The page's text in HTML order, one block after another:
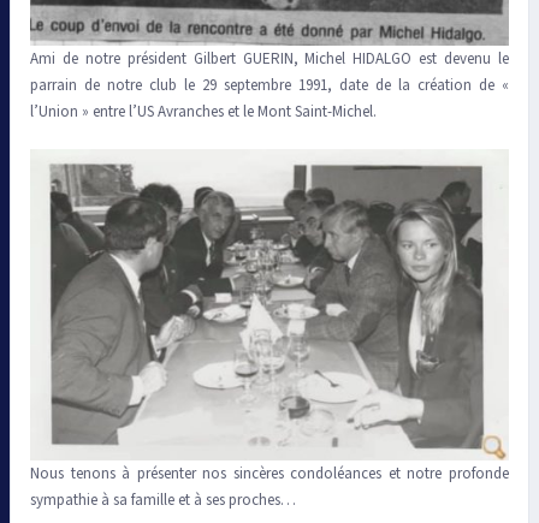
Ami de notre président Gilbert GUERIN, Michel HIDALGO est devenu le
parrain de notre club le 29 septembre 1991, date de la création de «
l’Union » entre l’US Avranches et le Mont Saint-Michel.
Nous tenons à présenter nos sincères condoléances et notre profonde
sympathie à sa famille et à ses proches…